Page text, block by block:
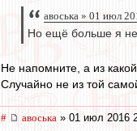
авоська » 01 июл
Но ещё больше я
Не напомните, а из
Случайно не из той
# авоська » 01 июл 2016